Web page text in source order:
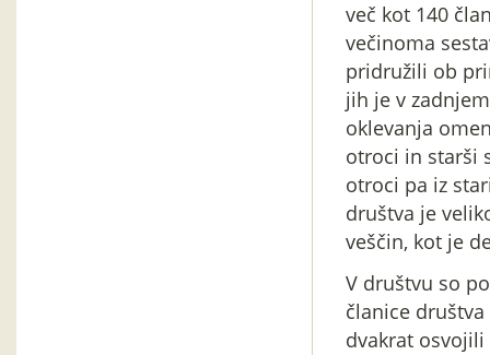
več kot 140
večinoma
pridružili ob
jih je v
oklevanja
otroci in starši
otroci pa iz
društva je
veščin, kot je
V društvu so
članice
dvakrat